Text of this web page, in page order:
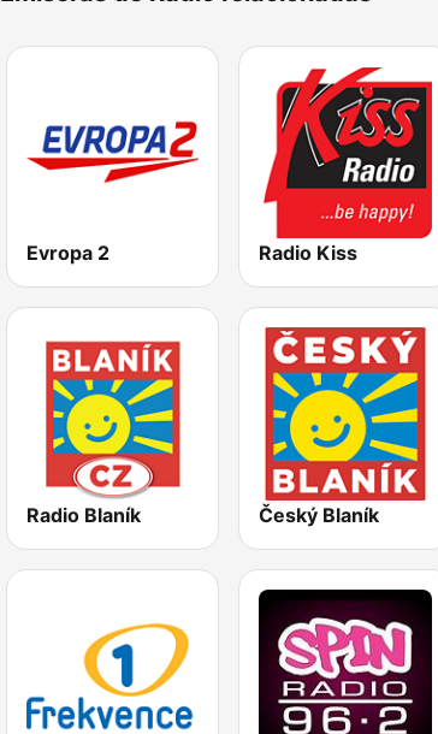
Evropa 2 Radio Kiss
Radio Blaník Český Blaník